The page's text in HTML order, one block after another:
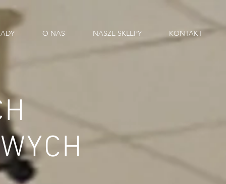
O NAS NASZE SKLEPY KONTAKT